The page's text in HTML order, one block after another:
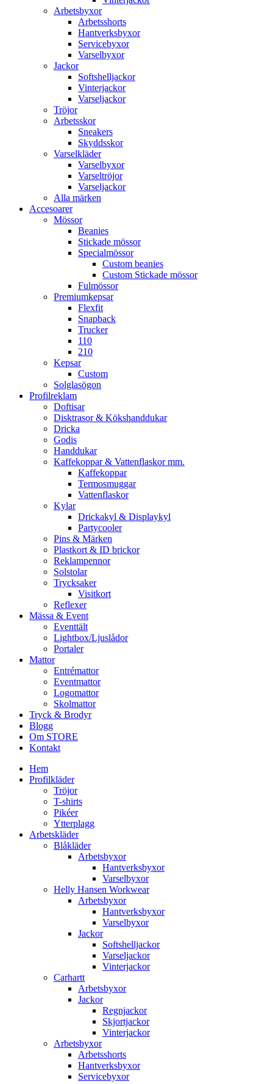
Arbetsbyxor
Arbetsshorts
Hantverksbyxor
Servicebyxor
Varselbyxor
Jackor
Softshelljackor
Vinterjackor
Varseljackor
Tröjor
Arbetsskor
Sneakers
Skyddsskor
Varselkläder
Varselbyxor
Varseltröjor
Varseljackor
Alla märken
Accesoarer
Mössor
Beanies
Stickade mössor
Specialmössor
Custom beanies
Custom Stickade mössor
Fulmössor
Premiumkepsar
Flexfit
Snapback
Trucker
110
210
Kepsar
Custom
Solglasögon
Profilreklam
Doftisar
Disktrasor & Kökshanddukar
Dricka
Godis
Handdukar
Kaffekoppar & Vattenflaskor mm.
Kaffekoppar
Termosmuggar
Vattenflaskor
Kylar
Drickakyl & Displaykyl
Partycooler
Pins & Märken
Plastkort & ID brickor
Reklampennor
Solstolar
Trycksaker
Visitkort
Reflexer
Mässa & Event
Eventtält
Lightbox/Ljuslådor
Portaler
Mattor
Entrémattor
Eventmattor
Logomattor
Skolmattor
Tryck & Brodyr
Blogg
Om STORE
Kontakt
Hem
Profilkläder
Tröjor
T-shirts
Pikéer
Ytterplagg
Arbetskläder
Blåkläder
Arbetsbyxor
Hantverksbyxor
Varselbyxor
Helly Hansen Workwear
Arbetsbyxor
Hantverksbyxor
Varselbyxor
Jackor
Softshelljackor
Varseljackor
Vinterjackor
Carhartt
Arbetsbyxor
Jackor
Regnjackor
Skjortjackor
Vinterjackor
Arbetsbyxor
Arbetsshorts
Hantverksbyxor
Servicebyxor